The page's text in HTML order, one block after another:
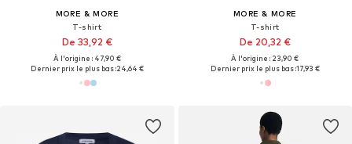
MORE & MORE
T-shirt
De 33,92 €
À l'origine : 47,90 €
Dernier prix le plus bas :24,64 €
MORE & MORE
T-shirt
De 20,32 €
À l'origine : 23,90 €
Dernier prix le plus bas :17,93 €